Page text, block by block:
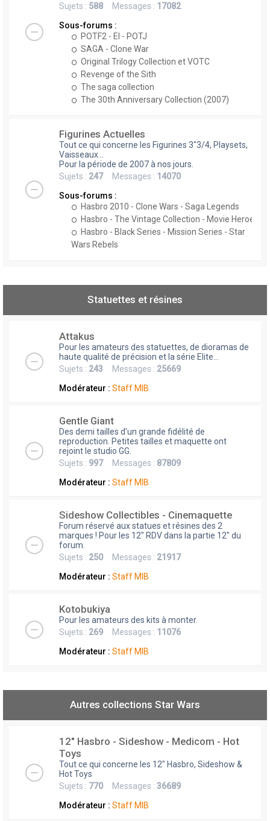
Sujets : 588 Messages : 17082
Sous-forums :
POTF2 - EI - POTJ
SAGA - Clone War
Original Trilogy Collection et VOTC
Revenge of the Sith
The saga collection
The 30th Anniversary Collection (2007)
Figurines Actuelles
Tout ce qui concerne les Figurines 3"3/4, Playsets,
Vaisseaux...
Pour la période de 2007 à nos jours.
Sujets : 247Messages : 14070
Sous-forums :
Hasbro 2010 - Clone Wars - Saga Legends
Hasbro - The Vintage Collection - Movie Heroes
Hasbro - Black Series - Mission Series - Star
Wars Rebels
Statuettes et résines
Attakus
Pour les amateurs des statuettes, de dioramas de
haute qualité de précision et la série Elite...
Sujets : 243 Messages : 25669
Modérateur : Staff MIB
Gentle Giant
Des demi tailles d'un grande fidélité de
reproduction. Petites tailles et maquette ont
rejoint le studio GG.
Sujets : 997Messages : 87809
Modérateur : Staff MIB
Sideshow Collectibles - Cinemaquette
Forum réservé aux statues et résines des 2
marques ! Pour les 12" RDV dans la partie 12" du
forum.
Sujets : 250 Messages : 21917
Modérateur : Staff MIB
Kotobukiya
Pour les amateurs des kits à monter.
Sujets : 269 Messages : 11076
Modérateur : Staff MIB
Autres collections Star Wars
12" Hasbro - Sideshow - Medicom - Hot
Toys
Tout ce qui concerne les 12" Hasbro, Sideshow &
Hot Toys
Sujets : 770 Messages : 36689
Modérateur : Staff MIB